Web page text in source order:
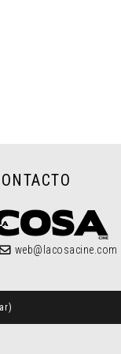
web@lacosacine.com
)